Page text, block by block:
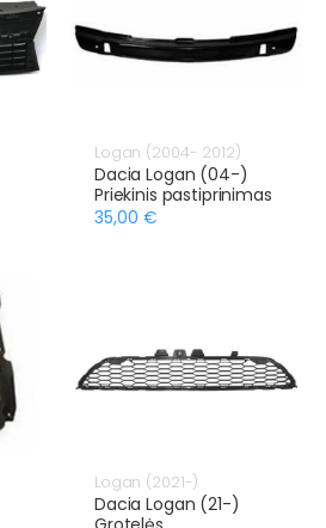
Logan (2004- 2012)
Dacia Logan (04-)
Priekinis pastiprinimas
35,00 €
Logan (2021-)
Dacia Logan (21-)